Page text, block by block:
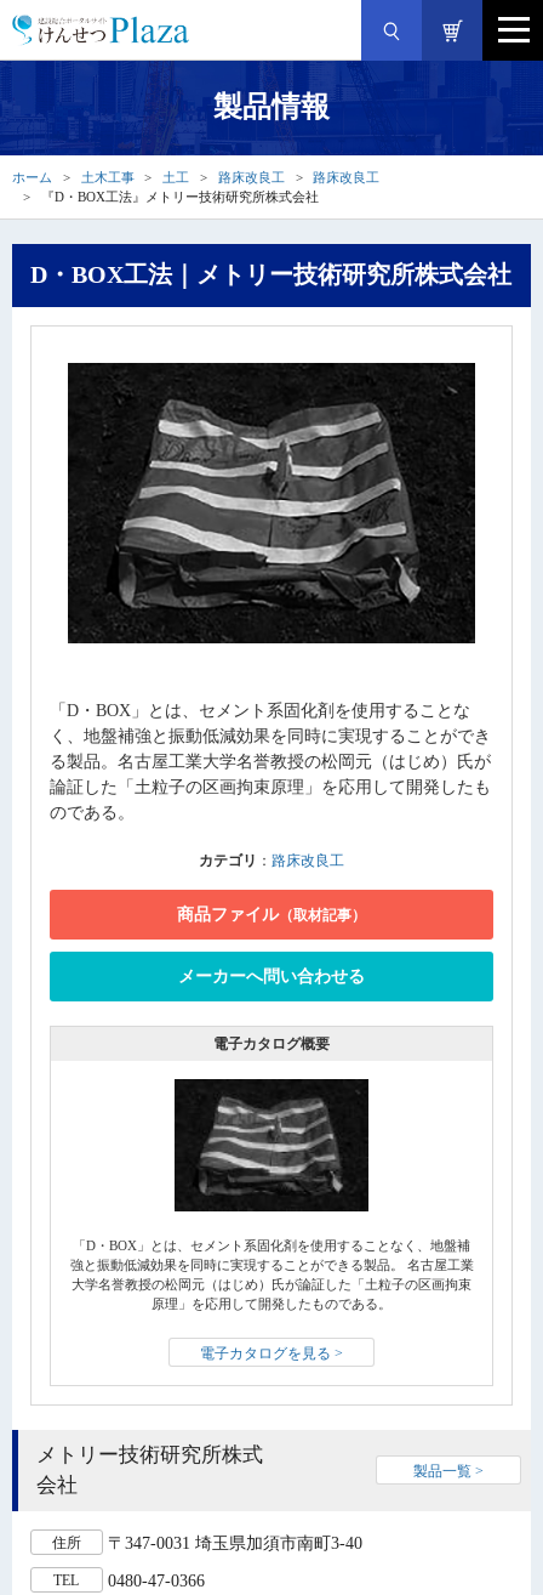
製品情報
ホーム 土木工事 土工 路床改良工
路床改良工
『D・BOX工法』メトリー技術研究所株式会社
D・BOX工法｜メトリー技術研究所株式会社
「D・BOX」とは、セメント系固化剤を使用することな
く、地盤補強と振動低減効果を同時に実現することができ
る製品。名古屋工業大学名誉教授の松岡元（はじめ）氏が
論証した「土粒子の区画拘束原理」を応用して開発したも
のである。
カテゴリ ： 路床改良工
商品ファイル（取材記事）
メーカーへ問い合わせる
電子カタログ概要
「D・BOX」とは、セメント系固化剤を使用することなく、地盤補
強と振動低減効果を同時に実現することができる製品。 名古屋工業
大学名誉教授の松岡元（はじめ）氏が論証した「土粒子の区画拘束
原理」を応用して開発したものである。
電子カタログを見る >
メトリー技術研究所株式
会社
製品一覧 >
住所 〒347-0031 埼玉県加須市南町3-40
TEL 0480-47-0366